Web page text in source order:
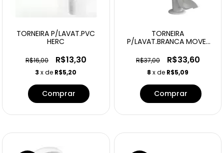
TORNEIRA P/LAVAT.PVC
HERC
R$16,00 R$13,30
3 x de R$5,20
TORNEIRA
P/LAVAT.BRANCA MOVEL
R$37,00 R$33,60
8 x de R$5,09